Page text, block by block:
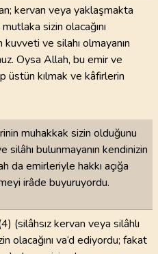
kervan veya yaklaşmakta
sizin olacağını
ve silahı olmayanın
Oysa Allah, bu emir ve
üstün kılmak ve kâfirlerin
muhakkak sizin olduğunu
bulunmayanın kendinizin
da emirleriyle hakkı açığa
irâde buyuruyordu.
(silâhsız kervan veya silâhlı
olacağını va‘d ediyordu; fakat